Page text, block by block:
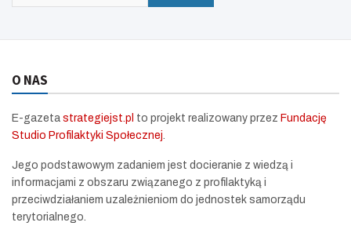
O NAS
E-gazeta strategiejst.pl to projekt realizowany przez Fundację
Studio Profilaktyki Społecznej
Jego podstawowym zadaniem jest docieranie z wiedzą i
informacjami z obszaru związanego z profilaktyką i
przeciwdziałaniem uzależnieniom do jednostek samorządu
terytorialnego.